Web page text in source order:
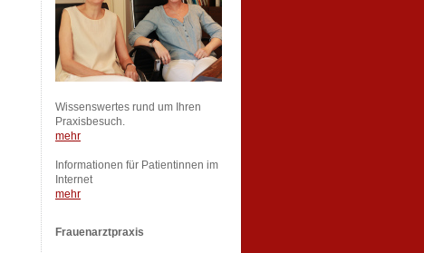
Wissenswertes rund um Ihren
Praxisbesuch.
mehr
Informationen für Patientinnen im
Internet
mehr
Frauenarztpraxis